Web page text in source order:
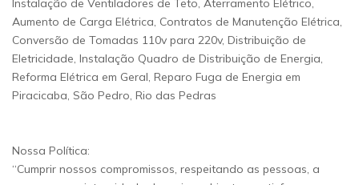
Instalação de Ventiladores de Teto, Aterramento Elétrico,
Aumento de Carga Elétrica, Contratos de Manutenção Elétrica,
Conversão de Tomadas 110v para 220v, Distribuição de
Eletricidade, Instalação Quadro de Distribuição de Energia,
Reforma Elétrica em Geral, Reparo Fuga de Energia em
Piracicaba, São Pedro, Rio das Pedras
Nossa Política:
“Cumprir nossos compromissos, respeitando as pessoas, a